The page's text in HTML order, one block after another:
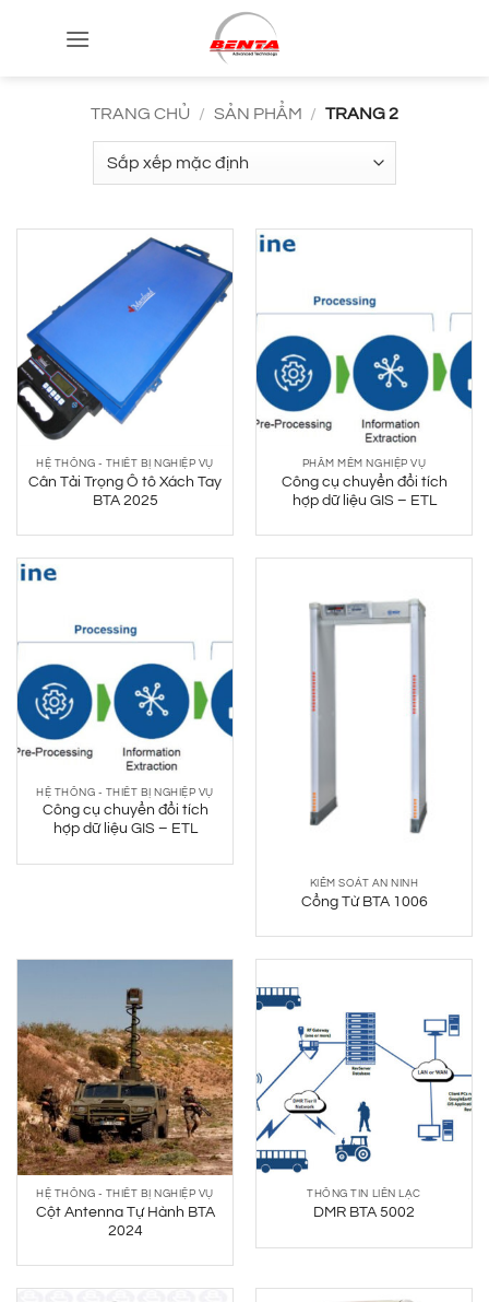
TRANG CHỦ / SẢN PHẨM / TRANG 2
HỆ THỐNG - THIẾT BỊ NGHIỆP VỤ
Cân Tải Trọng Ô tô Xách Tay
BTA 2025
PHẦM MỀM NGHIỆP VỤ
Công cụ chuyển đổi tích
hợp dữ liệu GIS – ETL
HỆ THỐNG - THIẾT BỊ NGHIỆP VỤ
Công cụ chuyển đổi tích
hợp dữ liệu GIS – ETL
KIỂM SOÁT AN NINH
Cổng Từ BTA 1006
HỆ THỐNG - THIẾT BỊ NGHIỆP VỤ
Cột Antenna Tự Hành BTA
2024
THÔNG TIN LIÊN LẠC
DMR BTA 5002